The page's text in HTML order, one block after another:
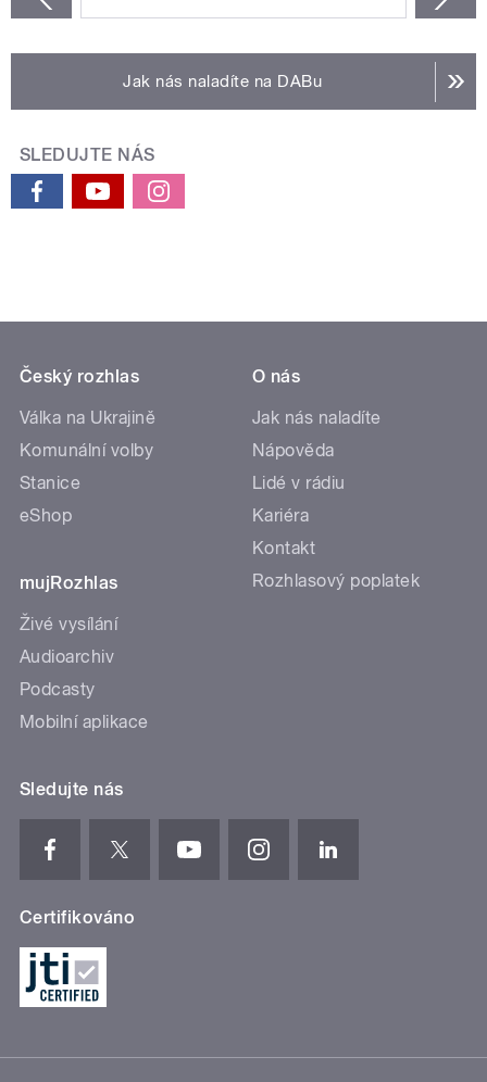
Jak nás naladíte na DABu
SLEDUJTE NÁS
Český rozhlas
Válka na Ukrajině
Komunální volby
Stanice
eShop
mujRozhlas
Živé vysílání
Audioarchiv
Podcasty
Mobilní aplikace
O nás
Jak nás naladíte
Nápověda
Lidé v rádiu
Kariéra
Kontakt
Rozhlasový poplatek
Sledujte nás
Certifikováno